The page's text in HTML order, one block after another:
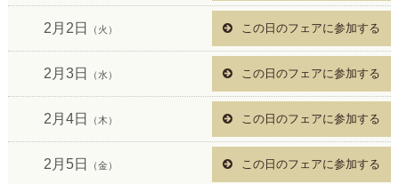
2月2日 （火） この日のフェアに参加する
2月3日 （水） この日のフェアに参加する
2月4日 （木） この日のフェアに参加する
2月5日 （金） この日のフェアに参加する